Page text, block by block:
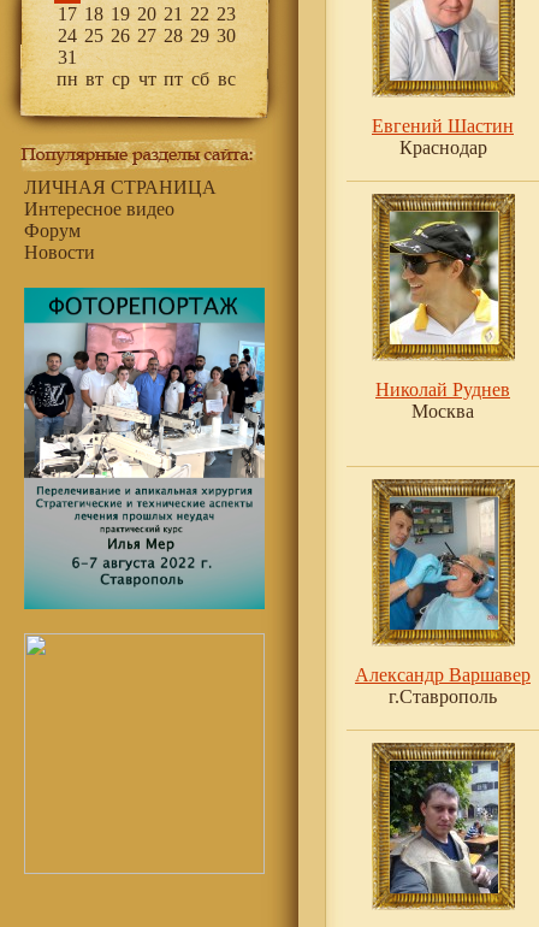
17 18 19 20 21 22 23
24 25 26 27 28 29 30
31
пн вт ср чт пт сб вс
ЛИЧНАЯ СТРАНИЦА
Интересное видео
Форум
Новости
Евгений Шастин
Краснодар
Николай Руднев
Москва
Александр Варшавер
г.Ставрополь